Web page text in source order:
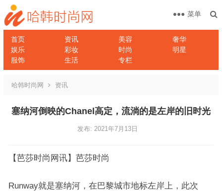
首页 资讯 美容
奢华
娱乐
彩妆 时尚
明星
服饰
生活 专栏
菜单
哈韩时尚网 资讯
塞纳河倒映的Chanel高定，流淌的是左岸的旧时光
发布: 2021年7月13日
【芭莎时尚网讯】芭莎时尚
Runway就是塞纳河，在巴黎城市地标左岸上，此次